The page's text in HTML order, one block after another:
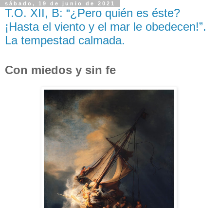
sábado, 19 de junio de 2021
T.O. XII, B: “¿Pero quién es éste?
¡Hasta el viento y el mar le obedecen!”.
La tempestad calmada.
Con miedos y sin fe